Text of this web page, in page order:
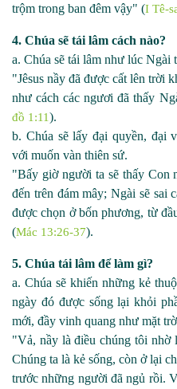
trộm trong ban đêm vậy" (I Tê-
4. Chúa sẽ tái lâm cách nào?
a. Chúa sẽ tái lâm như lúc Ngài
"Jêsus nầy đã được cất lên trời
như cách các ngươi đã thấy
đồ 1:11).
b. Chúa sẽ lấy đại quyền, đại
với muốn vàn thiên sứ.
"Bấy giờ người ta sẽ thấy Con
đến trên đám mây; Ngài sẽ sai
được chọn ở bốn phương, từ
(Mác 13:26-37).
5. Chúa tái lâm để làm gì?
a. Chúa sẽ khiến những kẻ
ngày đó được sống lại khỏi
mới, đầy vinh quang như mặt
"Vả, nầy là điều chúng tôi nhờ
Chúng ta là kẻ sống, còn ở lại
trước những người đã ngủ rồi.